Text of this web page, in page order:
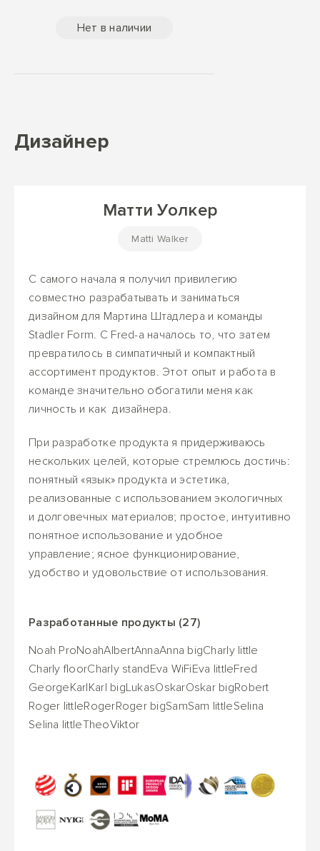
Нет в наличии
Дизайнер
Матти Уолкер
Matti Walker
С самого начала я получил привилегию
совместно разрабатывать и заниматься
дизайном для Мартина Штадлера и команды
Stadler Form. С Fred-а началось то, что затем
превратилось в симпатичный и компактный
ассортимент продуктов. Этот опыт и работа в
команде значительно обогатили меня как
личность и как дизайнера.
При разработке продукта я придерживаюсь
нескольких целей, которые стремлюсь достичь:
понятный «язык» продукта и эстетика,
реализованные с использованием экологичных
и долговечных материалов; простое, интуитивно
понятное использование и удобное
управление; ясное функционирование,
удобство и удовольствие от использования.
Разработанные продукты (27)
Noah ProNoahAlbertAnnaAnna bigCharly little
Charly floorCharly standEva WiFiEva littleFred
GeorgeKarlKarl bigLukasOskarOskar bigRobert
Roger littleRogerRoger bigSamSam littleSelina
Selina littleTheoViktor